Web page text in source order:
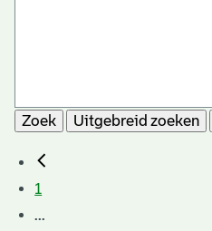
Zoek Uitgebreid zoeken
1
...